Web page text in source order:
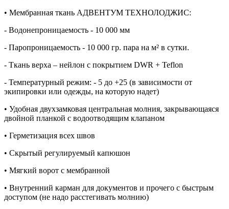
• Мембранная ткань АДВЕНТУМ ТЕХНОЛОДЖИС:
- Водонепроницаемость - 10 000 мм
- Паропроницаемость - 10 000 гр. пара на м² в сутки.
- Ткань верха – нейлон с покрытием DWR + Teflon
- Температурный режим: - 5 до +25 (в зависимости от
экипировки или одежды, на которую надет)
• Удобная двухзамковая центральная молния, закрывающаяся
двойной планкой с водоотводящим клапаном
• Герметизация всех швов
• Скрытый регулируемый капюшон
• Мягкий ворот с мембранной
• Внутренний карман для документов и прочего с быстрым
доступом (не надо расстегивать молнию)